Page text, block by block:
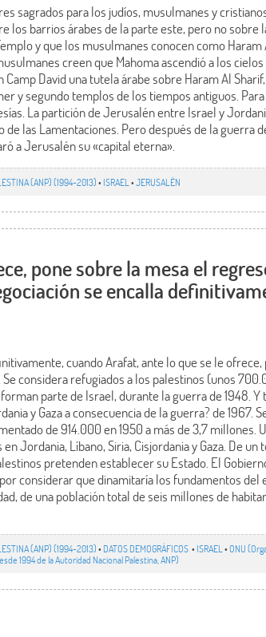
sagrados para los judíos, musulmanes y
los barrios árabes de la parte este, pero no sobre
y que los musulmanes conocen como Haram
creen que Mahoma ascendió a los
David una tutela árabe sobre Haram Al
y segundo templos de los tiempos antiguos.
La partición de Jerusalén entre Israel y
las Lamentaciones. Pero después de la guerra
a Jerusalén su «capital eterna».
(ANP) (1994-2013)• ISRAEL •JERUSALÉN
pone sobre la mesa el
se encalla
cuando Arafat, ante lo que se le
considera refugiados a los palestinos (unos
parte de Israel, durante la guerra de 1948.
y Gaza a consecuencia de la guerra? de 1967.
de 914.000 en 1950 a más de 3,7
Jordania, Líbano, Siria, Cisjordania y Gaza. De
pretenden establecer su Estado. El
considerar que dinamitaría los fundamentos del
de una población total de seis millones de
(ANP) (1994-2013)• DATOS DEMOGRÁFICOS • ISRAEL•ONU
1994 de la Autoridad Nacional Palestina, ANP)